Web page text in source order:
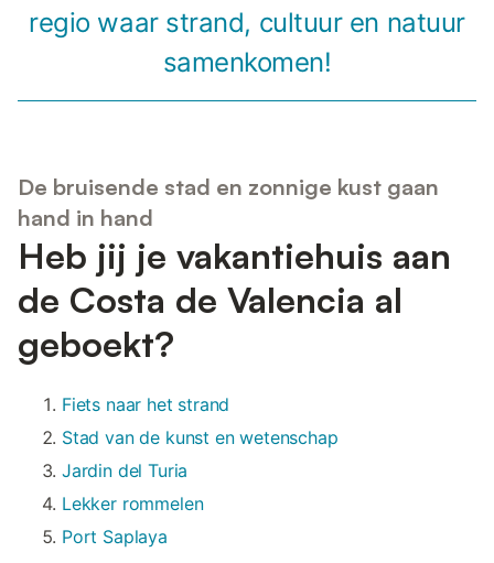
regio waar strand, cultuur en natuur
samenkomen!
De bruisende stad en zonnige kust gaan
hand in hand
Heb jij je vakantiehuis aan
de Costa de Valencia al
geboekt?
Fiets naar het strand
Stad van de kunst en wetenschap
Jardin del Turia
Lekker rommelen
Port Saplaya